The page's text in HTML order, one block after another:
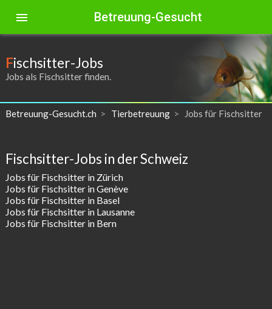
menu Betreuung-Gesucht
Fischsitter-Jobs
Jobs als Fischsitter finden.
Betreuung-Gesucht.ch Tierbetreuung Jobs für Fischsitter
Fischsitter-Jobs in der Schweiz
Jobs für Fischsitter in Zürich
Jobs für Fischsitter in Genève
Jobs für Fischsitter in Basel
Jobs für Fischsitter in Lausanne
Jobs für Fischsitter in Bern